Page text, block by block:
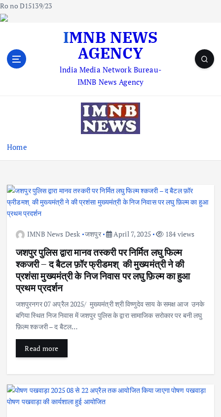
Ro no D15139/23
IMNB NEWS
AGENCY
lndia Media Network Bureau-
IMNB News Agency
Home
IMNB News Desk जशपुर April 7, 2025 184 views
जशपुर पुलिस द्वारा मानव तस्करी पर निर्मित लघु फिल्म
श्कजरी – द बैटल फ़ॉर फ्रीडमश् की मुख्यमंत्री ने की
प्रशंसा मुख्यमंत्री के निज निवास पर लघु फ़िल्म का हुआ
प्रथम प्रदर्शन
जशपुरनगर 07 अप्रैल 2025/ मुख्यमंत्री श्री विष्णुदेव साय के समक्ष आज उनके
बगिया स्थित निज निवास में जशपुर पुलिस के द्वारा सामाजिक सरोकार पर बनी लघु
फ़िल्म श्कजरी – द बैटल…
Read more